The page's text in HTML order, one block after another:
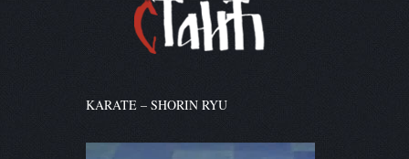
KARATE – SHORIN RYU